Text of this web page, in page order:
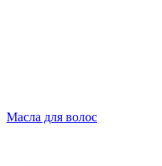
Масла для волос